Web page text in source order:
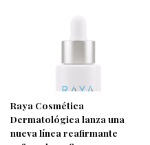
Raya Cosmética
Dermatológica lanza una
nueva línea reafirmante